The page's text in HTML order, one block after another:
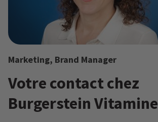
Marketing, Brand Manager
Votre contact chez
Burgerstein Vitamine